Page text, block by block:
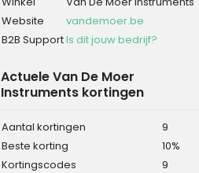
Website
vandemoer.be
B2B SupportIs dit jouw bedrijf?
Actuele Van De Moer
Instruments kortingen
Aantal kortingen
9
Beste korting
10%
Kortingscodes
9